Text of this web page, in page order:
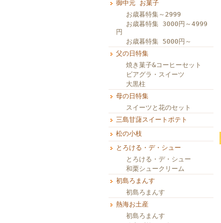
御中元 お菓子
お歳暮特集～2999
お歳暮特集 3000円～4999
円
お歳暮特集 5000円～
父の日特集
焼き菓子&コーヒーセット
ビアグラ・スイーツ
大黒柱
母の日特集
スイーツと花のセット
三島甘藷スイートポテト
松の小枝
とろける・デ・シュー
とろける・デ・シュー
和栗シュークリーム
初島ろまんす
初島ろまんす
熱海お土産
初島ろまんす